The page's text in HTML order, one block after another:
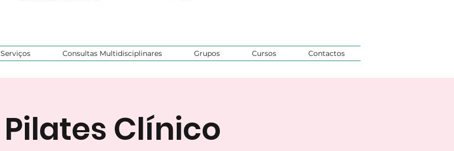
Serviços Consultas Multidisciplinares Grupos Cursos Contactos
Pilates Clínico